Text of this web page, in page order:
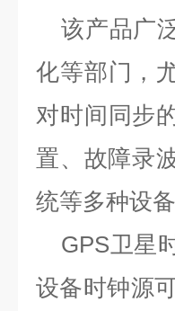
该产品广
化等部门，
对时间同步
置、故障录
统等多种设备
GPS卫星
设备时钟源